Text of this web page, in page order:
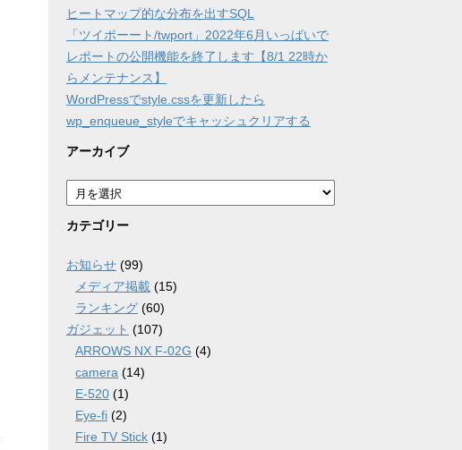
ヒートマップ的な分布を出すSQL
「ツイポーート/twport」2022年6月いっぱいで
レポートの公開機能を終了します【8/1 22時か
らメンテナンス】
WordPressでstyle.cssを更新したら
wp_enqueue_styleでキャッシュクリアする
アーカイブ
ア
ー
カ
ブ
カテゴリー
お知らせ (99)
メディア掲載 (15)
ランキング (60)
ガジェット (107)
ARROWS NX F-02G (4)
camera (14)
E-520 (1)
Eye-fi (2)
Fire TV Stick (1)